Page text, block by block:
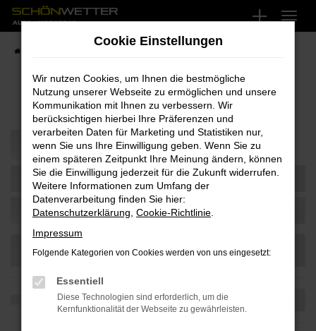
Zum
Hauptinhalt
springen
Fahrzeug-Showroom
Fahrzeug-Showroom
Cookie Einstellungen
Wir nutzen Cookies, um Ihnen die bestmögliche
Nutzung unserer Webseite zu ermöglichen und unsere
Kommunikation mit Ihnen zu verbessern. Wir
berücksichtigen hierbei Ihre Präferenzen und
verarbeiten Daten für Marketing und Statistiken nur,
wenn Sie uns Ihre Einwilligung geben. Wenn Sie zu
einem späteren Zeitpunkt Ihre Meinung ändern, können
Sie die Einwilligung jederzeit für die Zukunft widerrufen.
Weitere Informationen zum Umfang der
Datenverarbeitung finden Sie hier:
Datenschutzerklärung Cookie-Richtlinie
Impressum
Folgende Kategorien von Cookies werden von uns eingesetzt:
Essentiell
Diese Technologien sind erforderlich, um die
Kernfunktionalität der Webseite zu gewährleisten.